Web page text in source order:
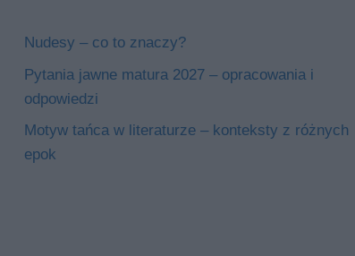
Nudesy – co to znaczy?
Pytania jawne matura 2027 – opracowania i
odpowiedzi
Motyw tańca w literaturze – konteksty z różnych
epok